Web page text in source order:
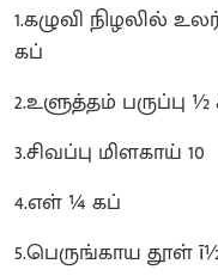
1.கழுவி நிழலில்
கப்
2.உளுத்தம் பருப்பு
3.சிவப்பு மிளகாய் 10
4.எள் ¼ கப்
5.பெருங்காய தூள்